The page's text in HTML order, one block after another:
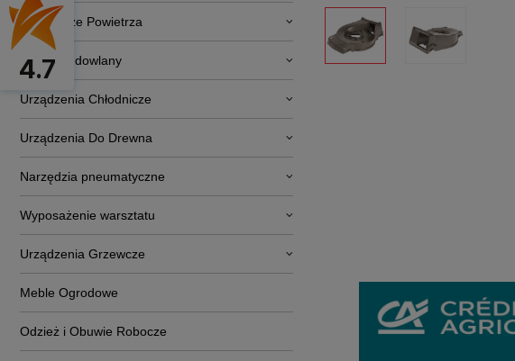
Osuszacze Powietrza
Sprzęt budowlany
Urządzenia Chłodnicze
Urządzenia Do Drewna
Narzędzia pneumatyczne
Wyposażenie warsztatu
Urządzenia Grzewcze
Meble Ogrodowe
Odzież i Obuwie Robocze
4.7